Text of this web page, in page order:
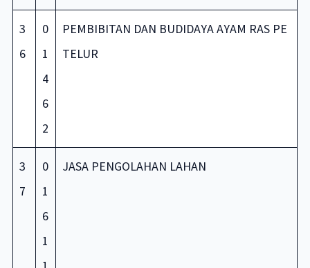
3
6
0
1
4
6
2
PEMBIBITAN DAN BUDIDAYA AYAM RAS PE
TELUR
3
7
0
1
6
1
JASA PENGOLAHAN LAHAN